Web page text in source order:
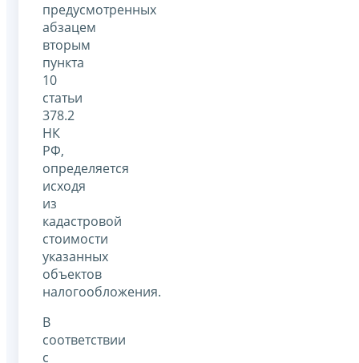
предусмотренных
абзацем
вторым
пункта
10
статьи
378.2
НК
РФ,
определяется
исходя
из
кадастровой
стоимости
указанных
объектов
налогообложения.
В
соответствии
с